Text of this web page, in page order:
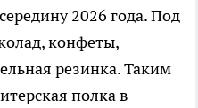
2026 года. Под
конфеты,
резинка. Таким
полка в